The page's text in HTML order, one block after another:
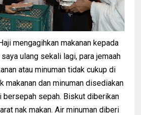
mengagihkan makanan kepada
ulang sekali lagi, para jemaah
atau minuman tidak cukup di
makanan dan minuman disediakan
bersepah sepah. Biskut diberikan
nak makan. Air minuman diberi